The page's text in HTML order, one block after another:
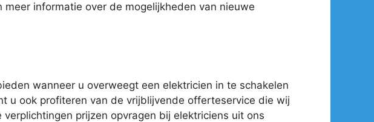
informatie over de mogelijkheden van nieuwe
wanneer u overweegt een elektricien in te schakelen
u ook profiteren van de vrijblijvende offerteservice die wij
prijzen opvragen bij elektriciens uit ons